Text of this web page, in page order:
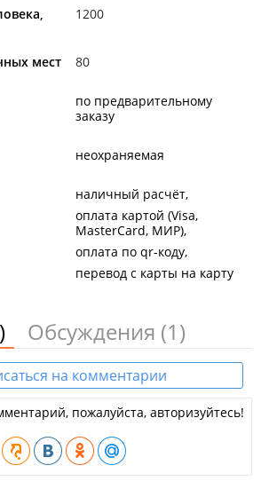
1200
мест 80
по предварительному
заказу
неохраняемая
наличный расчёт
оплата картой (Visa,
MasterCard, МИР)
оплата по qr-коду
перевод с карты на карту
Обсуждения (1)
на комментарии
пожалуйста, авторизуйтесь!